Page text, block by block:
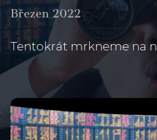
Březen 2022
Tentokrát mrkneme na